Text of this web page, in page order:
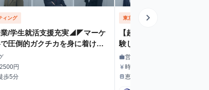
chevron_right
ィング
/学生就活支援充実◢◤マーケ
圧倒的ガクチカを身に着け
円
歩5分
東京都 営業
【超成長企業】 この急成
験し 「就活の常識」を打
れ。
職種
work営業
給与
currency_yen時給1300〜＋インセンティブ
最寄駅
train恵比寿駅から徒歩7分